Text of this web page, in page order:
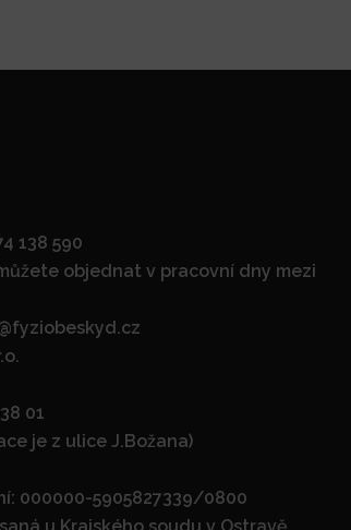
138 590
objednat v pracovní dny mezi
01
je z ulice J.Božana)
000000-5905827339/0800
u Krajského soudu v Ostravě,